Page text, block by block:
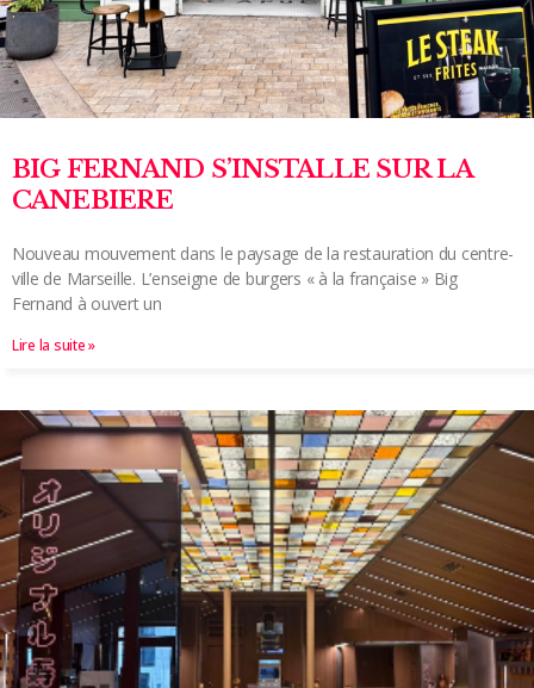
BIG FERNAND S’INSTALLE SUR LA
CANEBIERE
Nouveau mouvement dans le paysage de la restauration du centre-
ville de Marseille. L’enseigne de burgers « à la française » Big
Fernand à ouvert un
Lire la suite »